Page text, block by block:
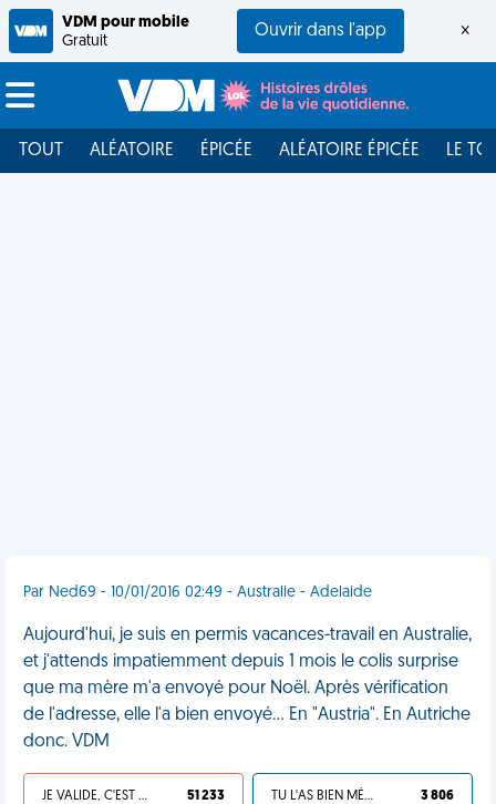
VDM pour mobile
Gratuit
Ouvrir dans l'app ×
TOUT ALÉATOIRE ÉPICÉE ALÉATOIRE ÉPICÉE LE
Par Ned69 - 10/01/2016 02:49 - Australie - Adelaide
Aujourd'hui, je suis en permis vacances-travail en Australie,
et j'attends impatiemment depuis 1 mois le colis surprise
que ma mère m'a envoyé pour Noël. Après vérification
de l'adresse, elle l'a bien envoyé... En "Austria". En Autriche
donc. VDM
JE VALIDE, C'EST UNE VDM 51 233 TU L'AS BIEN MÉRITÉ 3 806